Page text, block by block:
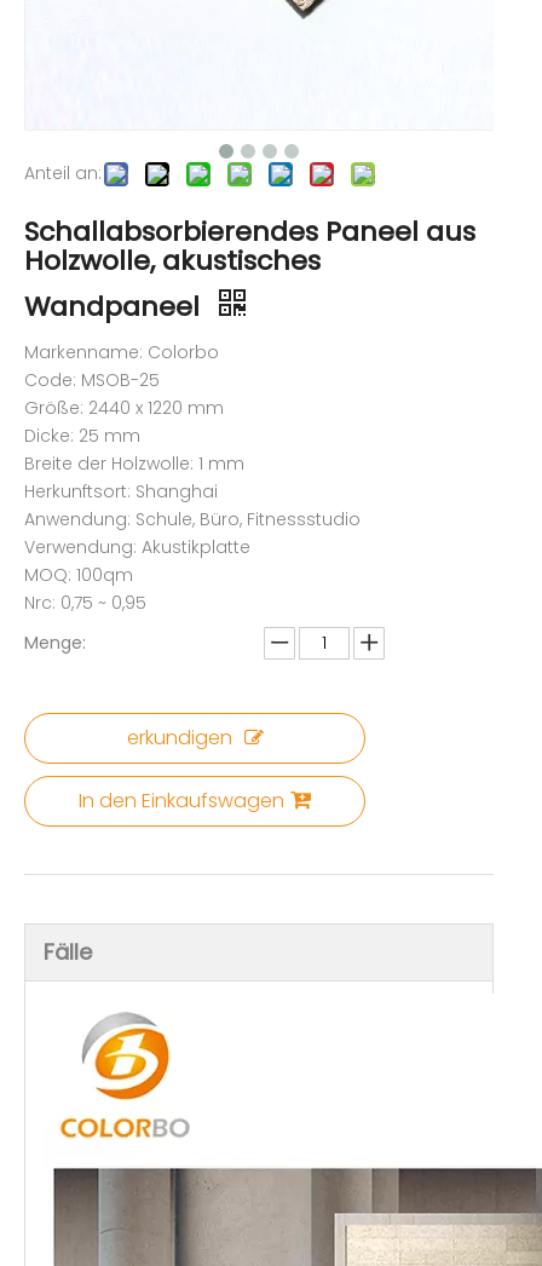
Anteil an:
Schallabsorbierendes Paneel aus
Holzwolle, akustisches
Wandpaneel
Markenname: Colorbo
Code: MSOB-25
Größe: 2440 x 1220 mm
Dicke: 25 mm
Breite der Holzwolle: 1 mm
Herkunftsort: Shanghai
Anwendung: Schule, Büro, Fitnessstudio
Verwendung: Akustikplatte
MOQ: 100qm
Nrc: 0,75 ~ 0,95
Menge:
erkundigen
In den Einkaufswagen
Fälle